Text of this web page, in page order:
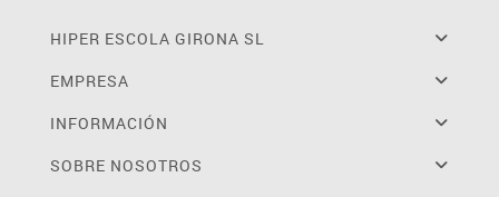
HIPER ESCOLA GIRONA SL
EMPRESA
INFORMACIÓN
SOBRE NOSOTROS